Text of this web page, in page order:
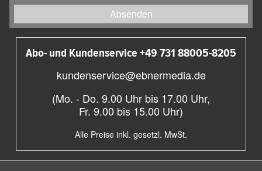
Absenden
Abo- und Kundenservice +49 731 88005-8205
kundenservice@ebnermedia.de
(Mo. - Do. 9.00 Uhr bis 17.00 Uhr,
Fr. 9.00 bis 15.00 Uhr)
Alle Preise inkl. gesetzl. MwSt.